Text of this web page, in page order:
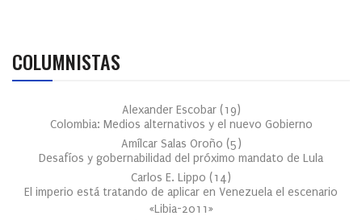
COLUMNISTAS
Alexander Escobar (19)
Colombia: Medios alternativos y el nuevo Gobierno
Amílcar Salas Oroño (5)
Desafíos y gobernabilidad del próximo mandato de Lula
Carlos E. Lippo (14)
El imperio está tratando de aplicar en Venezuela el escenario
«Libia-2011»